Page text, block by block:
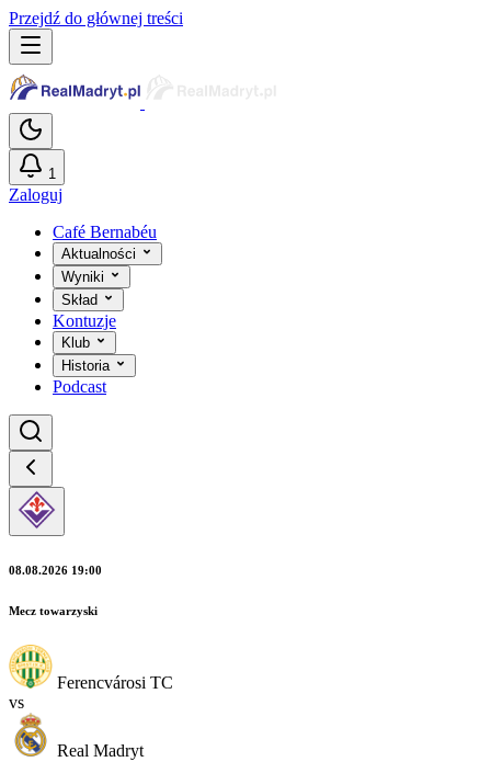
Przejdź do głównej treści
1
Zaloguj
Café Bernabéu
Aktualności
Wyniki
Skład
Kontuzje
Klub
Historia
Podcast
08.08.2026 19:00
Mecz towarzyski
Ferencvárosi TC
vs
Real Madryt